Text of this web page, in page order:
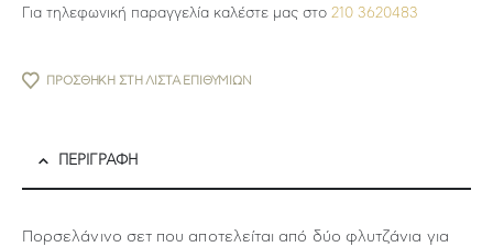
Για τηλεφωνική παραγγελία καλέστε μας στο 210 3620483
ΠΡΟΣΘΉΚΗ ΣΤΗ ΛΊΣΤΑ ΕΠΙΘΥΜΙΏΝ
ΠΕΡΙΓΡΑΦΉ
Πορσελάνινο σετ που αποτελείται από δύο φλυτζάνια για